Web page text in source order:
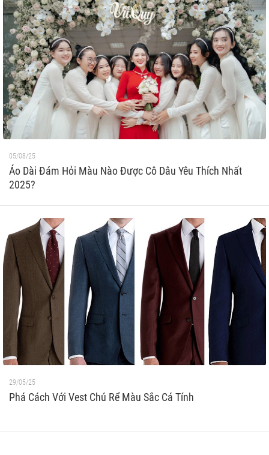
05/08/25
Áo Dài Đám Hỏi Màu Nào Được Cô Dâu Yêu Thích Nhất
2025?
29/05/25
Phá Cách Với Vest Chú Rể Màu Sắc Cá Tính